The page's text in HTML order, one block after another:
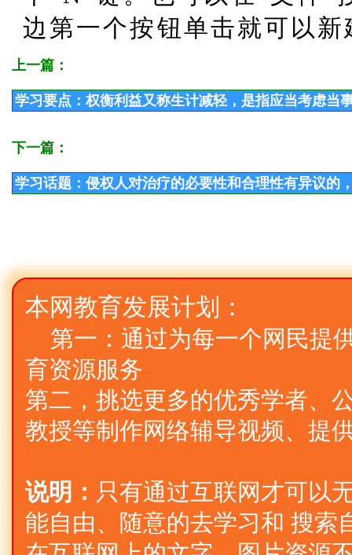
边第一个按钮单击就可以
上一篇：
学习要点：权衡利益又称生计减轻，是指应当考虑当
下一篇：
学习话题：侵权人对治疗的必要性和合理性有异议的
本网教育发展计划：
第一：通过为每一个网民提
育资源服务
第二，挑选更多的优秀学者、
教授等制作网络辅导视频、提
说明： 只有通过互联网才可以
能自由、随意的去学习和 搜索